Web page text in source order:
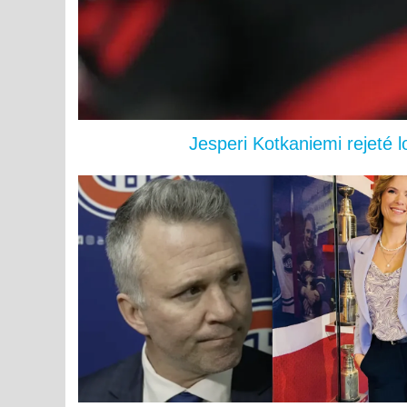
Jesperi Kotkaniemi rejeté